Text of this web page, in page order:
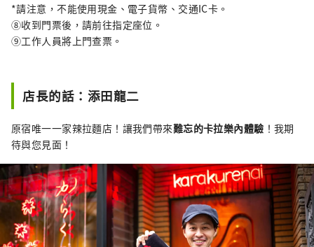
*請注意，不能使用現金、電子貨幣、交通IC卡。
⑧收到門票後，請前往指定座位。
⑨工作人員將上門查票。
店長的話：添田龍二
原宿唯一一家辣拉麵店！讓我們帶來難忘的卡拉樂內體驗 ！我期
待與您見面！